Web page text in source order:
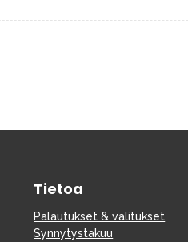
Tietoa
Palautukset & valitukset
Synnytystakuu